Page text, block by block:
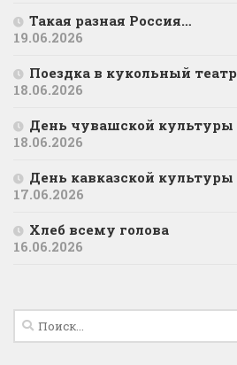
Такая разная Россия…
19.06.2026
Поездка в кукольный театр
18.06.2026
День чувашской культуры
18.06.2026
День кавказской культуры
17.06.2026
Хлеб всему голова
16.06.2026
Найти: